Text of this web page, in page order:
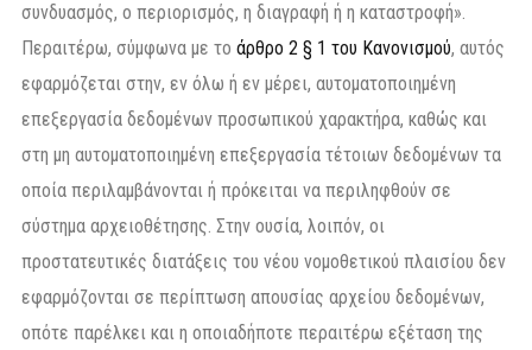
συνδυασμός, ο περιορισμός, η διαγραφή ή η καταστροφή».
Περαιτέρω, σύμφωνα με το άρθρο 2 § 1 του Κανονισμού, αυτός
εφαρμόζεται στην, εν όλω ή εν μέρει, αυτοματοποιημένη
επεξεργασία δεδομένων προσωπικού χαρακτήρα, καθώς και
στη μη αυτοματοποιημένη επεξεργασία τέτοιων δεδομένων τα
οποία περιλαμβάνονται ή πρόκειται να περιληφθούν σε
σύστημα αρχειοθέτησης. Στην ουσία, λοιπόν, οι
προστατευτικές διατάξεις του νέου νομοθετικού πλαισίου δεν
εφαρμόζονται σε περίπτωση απουσίας αρχείου δεδομένων,
οπότε παρέλκει και η οποιαδήποτε περαιτέρω εξέταση της